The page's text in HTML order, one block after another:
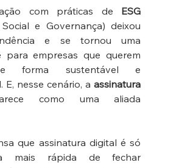
com práticas de ESG
e Governança) deixou
e se tornou uma
para empresas que querem
forma sustentável e
E, nesse cenário, a assinatura
como uma aliada
que assinatura digital é só
mais rápida de fechar